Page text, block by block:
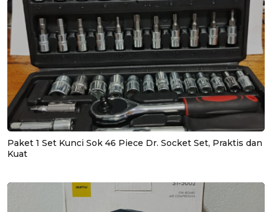
Paket 1 Set Kunci Sok 46 Piece Dr. Socket Set, Praktis dan
Kuat